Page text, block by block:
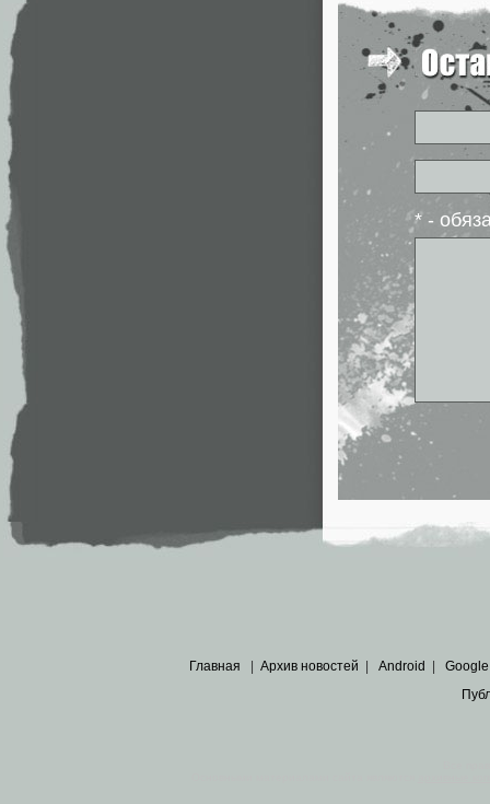
* -
Главная Архив новостей Android Google